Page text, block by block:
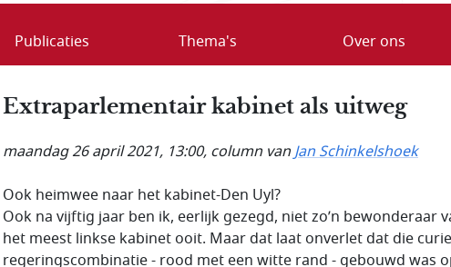
Publicaties Thema's Over ons
Extraparlementair kabinet als uitweg
maandag 26 april 2021, 13:00, column vanJan Schinkelshoek
Ook heimwee naar het kabinet-Den Uyl?
Ook na vijftig jaar ben ik, eerlijk gezegd, niet zo’n bewonderaar
het meest linkse kabinet ooit. Maar dat laat onverlet dat die
regeringscombinatie - rood met een witte rand - gebouwd was